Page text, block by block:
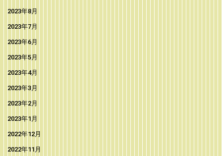
2023年8月
2023年7月
2023年6月
2023年5月
2023年4月
2023年3月
2023年2月
2023年1月
2022年12月
2022年11月